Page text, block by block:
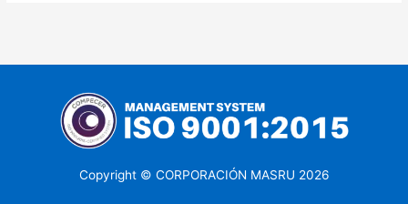
Copyright © CORPORACIÓN MASRU 2026